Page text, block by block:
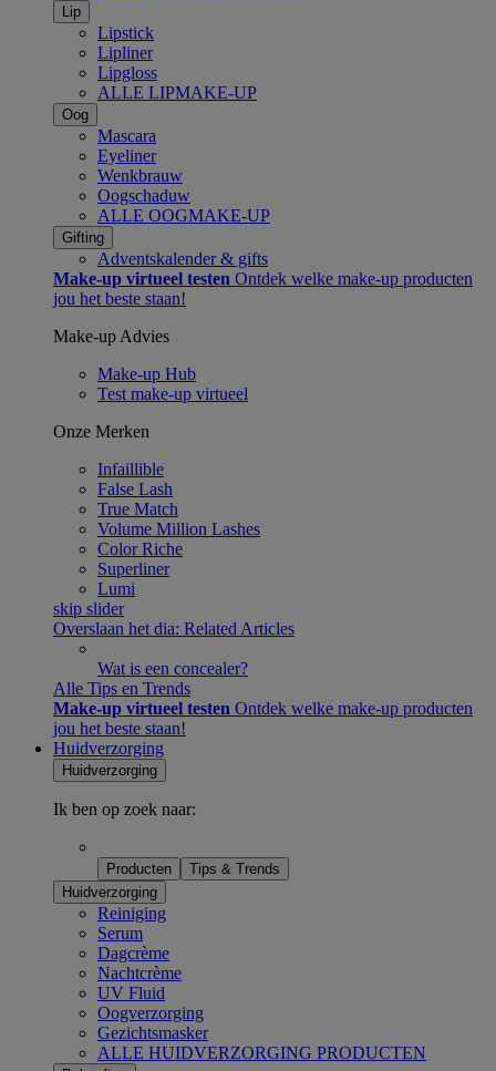
Lip
Lipstick
Lipliner
Lipgloss
ALLE LIPMAKE-UP
Oog
Mascara
Eyeliner
Wenkbrauw
Oogschaduw
ALLE OOGMAKE-UP
Gifting
Adventskalender & gifts​
Make-up virtueel testen Ontdek welke make-up producten
jou het beste staan!​
Make-up Advies
Make-up Hub
Test make-up virtueel
Onze Merken
Infaillible
False Lash
True Match
Volume Million Lashes
Color Riche
Superliner
Lumi
skip slider
Overslaan het dia: Related Articles
Wat is een concealer?
Alle Tips en Trends
Make-up virtueel testen Ontdek welke make-up producten
jou het beste staan!​
Huidverzorging
Huidverzorging
Ik ben op zoek naar:
Producten
Tips & Trends
Huidverzorging
Reiniging
Serum
Dagcrème
Nachtcrème
UV Fluid
Oogverzorging
Gezichtsmasker
ALLE HUIDVERZORGING PRODUCTEN